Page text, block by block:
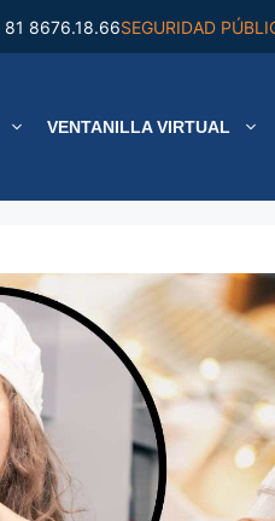
81 8676.18.66SEGURIDAD
VENTANILLA VIRTUAL